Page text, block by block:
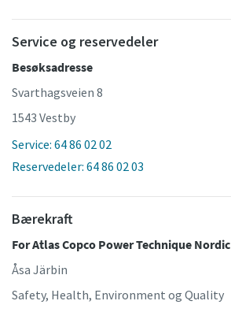
Service og reservedeler
Besøksadresse
Svarthagsveien 8
1543 Vestby
Service: 64 86 02 02
Reservedeler: 64 86 02 03
Bærekraft
For Atlas Copco Power Technique Nordic
Åsa Järbin
Safety, Health, Environment og Quality